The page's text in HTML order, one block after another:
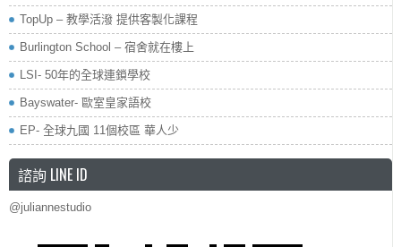
TopUp – 教學活潑 提供客製化課程
Burlington School – 宿舍就在樓上
LSI- 50年的全球連鎖學校
Bayswater- 歐室皇家語校
EP- 全球九國 11個校區 華人少
諮詢 LINE ID
@juliannestudio